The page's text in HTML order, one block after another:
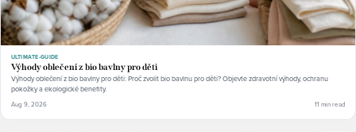
ULTIMATE-GUIDE
Výhody oblečení z bio bavlny pro děti
Výhody oblečení z bio bavlny pro děti: Proč zvolit bio bavlnu pro děti? Objevte zdravotní výhody, ochranu
pokožky a ekologické benefity.
Aug 9, 2026 11 min read